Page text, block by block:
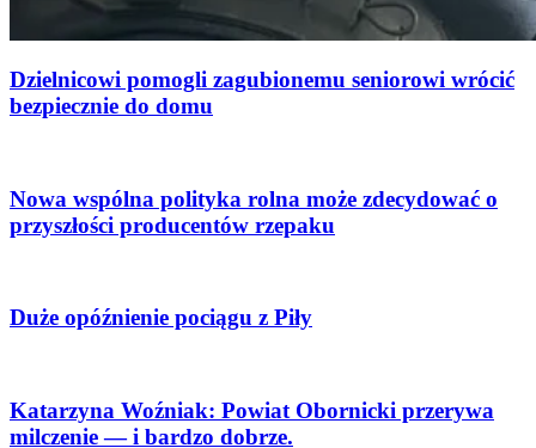
Dzielnicowi pomogli zagubionemu seniorowi wrócić
bezpiecznie do domu
Nowa wspólna polityka rolna może zdecydować o
przyszłości producentów rzepaku
Duże opóźnienie pociągu z Piły
Katarzyna Woźniak: Powiat Obornicki przerywa
milczenie — i bardzo dobrze.